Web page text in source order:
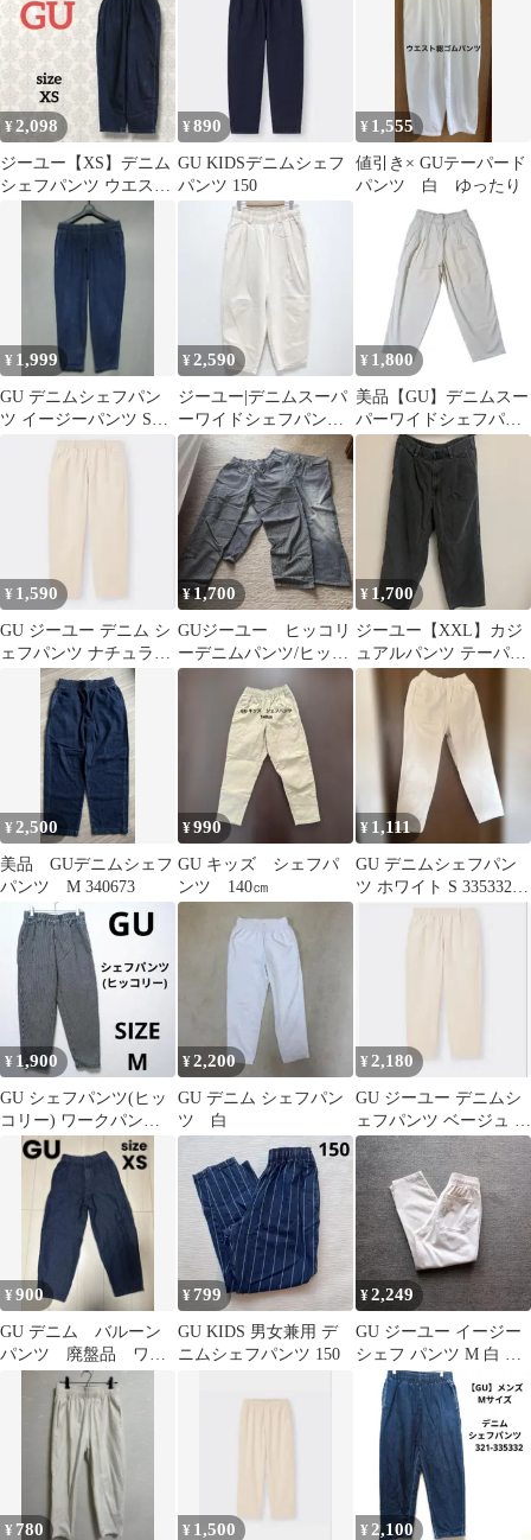
¥2,098
ジーユー【XS】デニム
シェフパンツ ウエスト
ゴム ハイウエスト 小さ
いサイズ 綿
¥890
GU KIDSデニムシェフ
パンツ 150
¥ 1,555
値引き× GUテーパード
パンツ 白 ゆったり
¥ 1,999
GU デニムシェフパン
ツ イージーパンツ Sサ
¥2,590
ジーユー|デニムスーパ
ーワイドシェフパンツ
【M】ステッチ加工 ウ
エストゴム 白
¥ 1,800
美品【GU】デニムスー
パーワイドシェフパン
ツ★ナチュラル L ユニ
セックス
¥ 1,590
GU ジーユー デニム シ
ェフパンツ ナチュラル
S 男女兼用 新品 未使用
¥1,700
GUジーユー ヒッコリ
ーデニムパンツ/ヒッコ
リーシェフパンツSサイ
¥ 1,700
ジーユー【XXL】カジ
ュアルパンツ テーパー
ド 無地 黒 綿 デート 体
型カバー
¥ 2,500
美品 GUデニムシェフ
パンツ M 340673
¥990
GU キッズ シェフパ
ンツ 140㎝
¥ 1,111
GU デニムシェフパン
ツ ホワイト S 335332
ワイドテーパード 白
¥ 1,900
GU シェフパンツ(ヒッ
コリー) ワークパンツ
ワイドパンツ ユニセッ
クス M
¥2,200
GU デニム シェフパン
ツ 白
¥2,180
GU ジーユー デニムシ
ェフパンツ ベージュ M
サイズ 綿100% テーパ
ード
¥900
GU デニム バルーン
パンツ 廃盤品 ワイ
ド XS シェフパンツ
ユニセックス
¥799
GU KIDS 男女兼用 デ
ニムシェフパンツ 150
¥2,249
GU ジーユー イージー
シェフ パンツ M 白 ホ
ワイト コットン 古着
¥ 780 ¥ 1,500 ¥ 2,100